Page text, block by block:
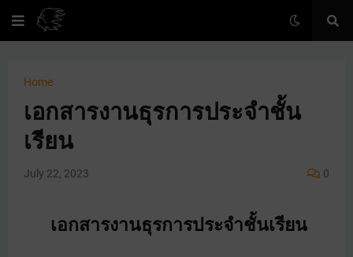
Home
เอกสารงานธุรการประจำชั้น
เรียน
July 22, 2023 0
เอกสารงานธุรการประจำชั้นเรียน